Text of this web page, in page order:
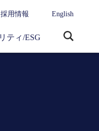
採用情報 English
ティ/ESG